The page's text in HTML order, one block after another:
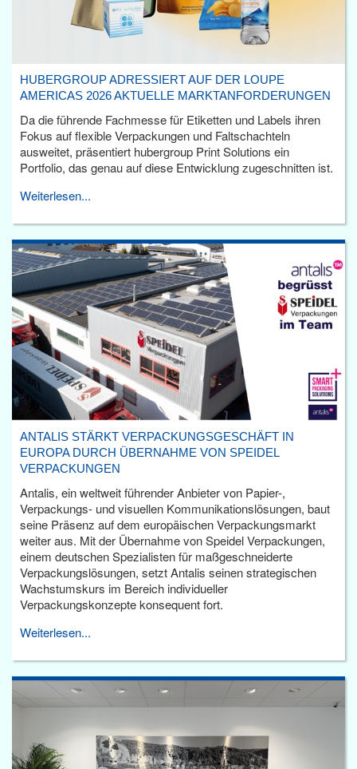
HUBERGROUP ADRESSIERT AUF DER LOUPE
AMERICAS 2026 AKTUELLE MARKTANFORDERUNGEN
Da die führende Fachmesse für Etiketten und Labels ihren
Fokus auf flexible Verpackungen und Faltschachteln
ausweitet, präsentiert hubergroup Print Solutions ein
Portfolio, das genau auf diese Entwicklung zugeschnitten ist.
Weiterlesen...
ANTALIS STÄRKT VERPACKUNGSGESCHÄFT IN
EUROPA DURCH ÜBERNAHME VON SPEIDEL
VERPACKUNGEN
Antalis, ein weltweit führender Anbieter von Papier-,
Verpackungs- und visuellen Kommunikationslösungen, baut
seine Präsenz auf dem europäischen Verpackungsmarkt
weiter aus. Mit der Übernahme von Speidel Verpackungen,
einem deutschen Spezialisten für maßgeschneiderte
Verpackungslösungen, setzt Antalis seinen strategischen
Wachstumskurs im Bereich individueller
Verpackungskonzepte konsequent fort.
Weiterlesen...